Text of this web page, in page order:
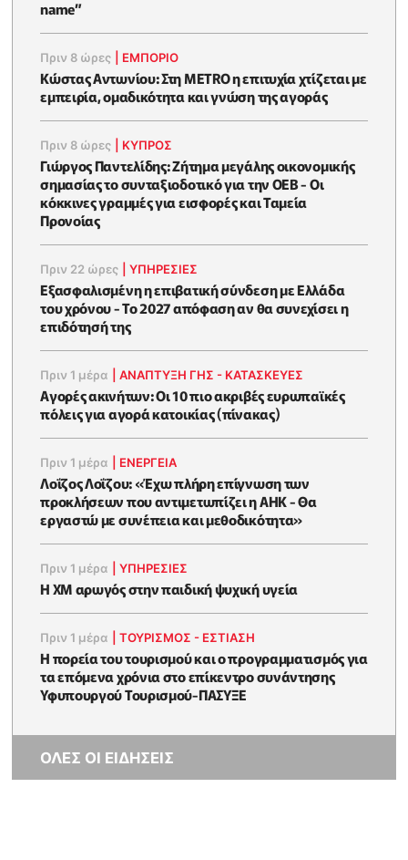
name”
Πριν 8 ώρες ΕΜΠΟΡΙΟ
Κώστας Αντωνίου: Στη METRO η επιτυχία χτίζεται με
εμπειρία, ομαδικότητα και γνώση της αγοράς
Πριν 8 ώρες ΚΥΠΡΟΣ
Γιώργος Παντελίδης: Ζήτημα μεγάλης οικονομικής
σημασίας το συνταξιοδοτικό για την ΟΕΒ - Οι
κόκκινες γραμμές για εισφορές και Ταμεία
Προνοίας
Πριν 22 ώρες |ΥΠΗΡΕΣΙΕΣ
Εξασφαλισμένη η επιβατική σύνδεση με Ελλάδα
του χρόνου - Το 2027 απόφαση αν θα συνεχίσει η
επιδότησή της
Πριν 1 μέρα |ΑΝΑΠΤΥΞΗ ΓΗΣ - ΚΑΤΑΣΚΕΥΕΣ
Αγορές ακινήτων: Οι 10 πιο ακριβές ευρωπαϊκές
πόλεις για αγορά κατοικίας (πίνακας)
Πριν 1 μέρα ΕΝΈΡΓΕΙΑ
Λοΐζος Λοΐζου: «Έχω πλήρη επίγνωση των
προκλήσεων που αντιμετωπίζει η ΑΗΚ - Θα
εργαστώ με συνέπεια και μεθοδικότητα»
Πριν 1 μέρα |ΥΠΗΡΕΣΙΕΣ
Η XM αρωγός στην παιδική ψυχική υγεία
Πριν 1 μέρα |ΤΟΥΡΙΣΜΟΣ - ΕΣΤΙΑΣΗ
Η πορεία του τουρισμού και ο προγραμματισμός για
τα επόμενα χρόνια στο επίκεντρο συνάντησης
Υφυπουργού Τουρισμού-ΠΑΣΥΞΕ
ΟΛΕΣ ΟΙ ΕΙΔΗΣΕΙΣ